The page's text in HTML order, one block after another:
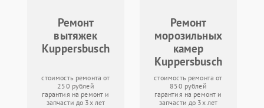
Ремонт
вытяжек
Kuppersbusch
стоимость ремонта от
250 рублей
гарантия на ремонт и
запчасти до 3х лет
Ремонт
морозильных
камер
Kuppersbusch
стоимость ремонта от
850 рублей
гарантия на ремонт и
запчасти до 3х лет